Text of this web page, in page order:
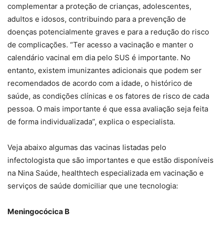
complementar a proteção de crianças, adolescentes,
adultos e idosos, contribuindo para a prevenção de
doenças potencialmente graves e para a redução do risco
de complicações. “Ter acesso a vacinação e manter o
calendário vacinal em dia pelo SUS é importante. No
entanto, existem imunizantes adicionais que podem ser
recomendados de acordo com a idade, o histórico de
saúde, as condições clínicas e os fatores de risco de cada
pessoa. O mais importante é que essa avaliação seja feita
de forma individualizada”, explica o especialista.
Veja abaixo algumas das vacinas listadas pelo
infectologista que são importantes e que estão disponíveis
na Nina Saúde, healthtech especializada em vacinação e
serviços de saúde domiciliar que une tecnologia:
Meningocócica B